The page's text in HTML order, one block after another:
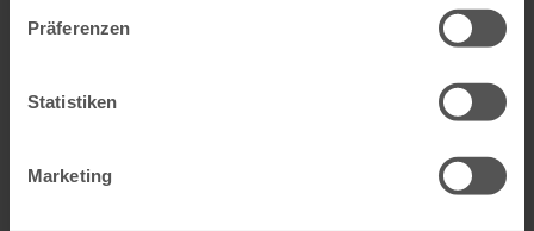
Präferenzen
Statistiken
Marketing